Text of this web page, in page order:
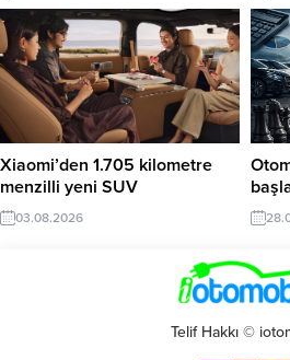
Xiaomi’den 1.705 kilometre
menzilli yeni SUV
03.08.2026
Telif Hakkı ©